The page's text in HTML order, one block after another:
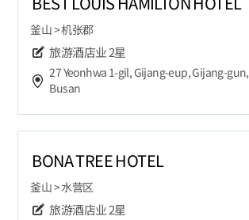
釜山 > 机张郡
旅游酒店业2星
27 Yeonhwa 1-gil, Gijang-eup, Gijang-gun,
Busan
BONA TREE HOTEL
釜山 > 水营区
旅游酒店业2星